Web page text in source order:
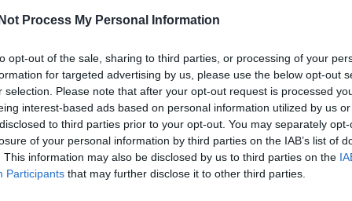
Process My Personal Information
opt-out of the sale, sharing to third parties, or processing of your
for targeted advertising by us, please use the below opt-out
selection. Please note that after your opt-out request is processed
interest-based ads based on personal information utilized by us
to third parties prior to your opt-out. You may separately
of your personal information by third parties on the IAB’s list of
This information may also be disclosed by us to third parties on the
Participants that may further disclose it to other third parties.
από τις 5 Φεβρουαρίου 2026 έως τις 24
των περιοχών της Αττικής, της Κρήτης, της
και της Θράκης, της Πελοποννήσου, της Δυτικής
και της Στερεάς Ελλάδας, με οχήματα και εξοπλισμό
”.
υπηρεσίαςGoogle Maps , συμπεριλαμβανομένου
των οχημάτων θα είναι θολωμένα, ούτως